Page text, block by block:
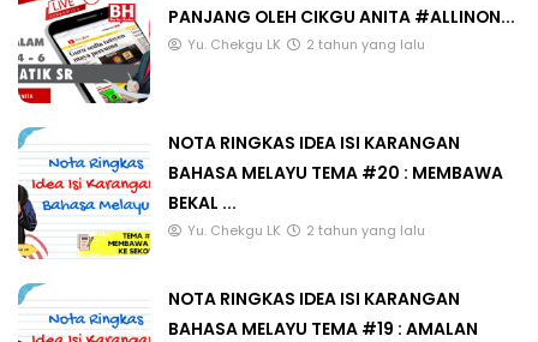
PANJANG OLEH CIKGU ANITA #ALLINON...
Yu. Chekgu LK 2 tahun yang lalu
NOTA RINGKAS IDEA ISI KARANGAN
BAHASA MELAYU TEMA #20 : MEMBAWA
BEKAL ...
Yu. Chekgu LK 2 tahun yang lalu
NOTA RINGKAS IDEA ISI KARANGAN
BAHASA MELAYU TEMA #19 : AMALAN